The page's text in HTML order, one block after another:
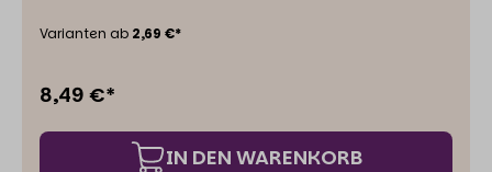
Man sagt ihm nach, dass er einen positiven Einfluss
und Katzen
Varianten ab 2,69 €*
8,49 €*
IN DEN WARENKORB